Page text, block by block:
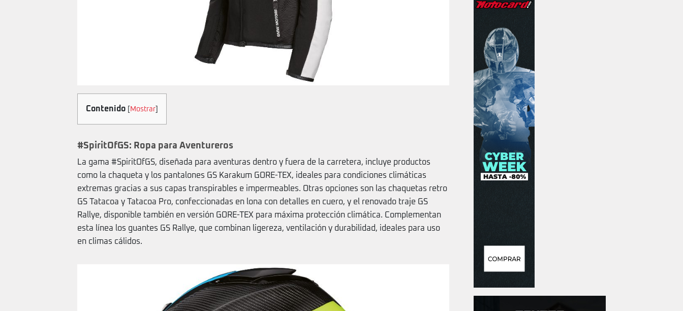
Contenido Mostrar
#SpiritOfGS: Ropa para Aventureros
La gama #SpiritOfGS, diseñada para aventuras dentro y fuera de la carretera, incluye productos
como la chaqueta y los pantalones GS Karakum GORE-TEX, ideales para condiciones climáticas
extremas gracias a sus capas transpirables e impermeables. Otras opciones son las chaquetas retro
GS Tatacoa y Tatacoa Pro, confeccionadas en lona con detalles en cuero, y el renovado traje GS
Rallye, disponible también en versión GORE-TEX para máxima protección climática. Complementan
esta línea los guantes GS Rallye, que combinan ligereza, ventilación y durabilidad, ideales para uso
en climas cálidos.